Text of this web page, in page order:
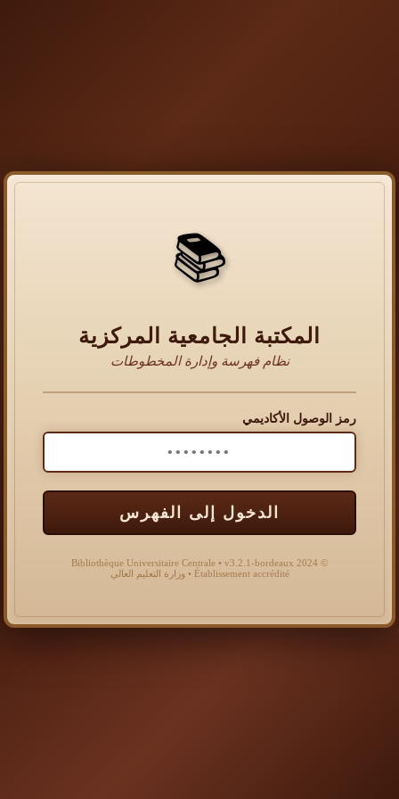
📚
المكتبة الجامعية المركزية
نظام فهرسة وإدارة المخطوطات
رمز الوصول الأكاديمي
الدخول إلى الفهرس
© 2024 Bibliothèque Universitaire Centrale • v3.2.1-bordeaux
Établissement accrédité • وزارة التعليم العالي